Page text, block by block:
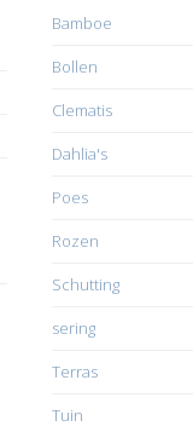
Bamboe
Bollen
Clematis
Dahlia's
Poes
Rozen
Schutting
sering
Terras
Tuin